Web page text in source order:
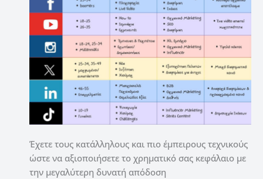
Έχετε τους κατάλληλους και πιο έμπειρους τεχνικούς
ώστε να αξιοποιήσετε το χρηματικό σας κεφάλαιο με
την μεγαλύτερη δυνατή απόδοση